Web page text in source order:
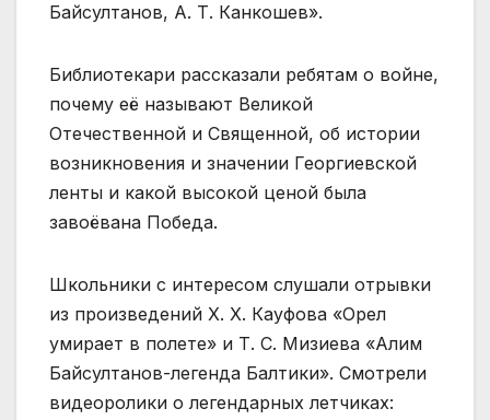
Байсултанов, А. Т. Канкошев».
Библиотекари рассказали ребятам о войне,
почему её называют Великой
Отечественной и Священной, об истории
возникновения и значении Георгиевской
ленты и какой высокой ценой была
завоёвана Победа.
Школьники с интересом слушали отрывки
из произведений Х. Х. Кауфова «Орел
умирает в полете» и Т. С. Мизиева «Алим
Байсултанов-легенда Балтики». Смотрели
видеоролики о легендарных летчиках: